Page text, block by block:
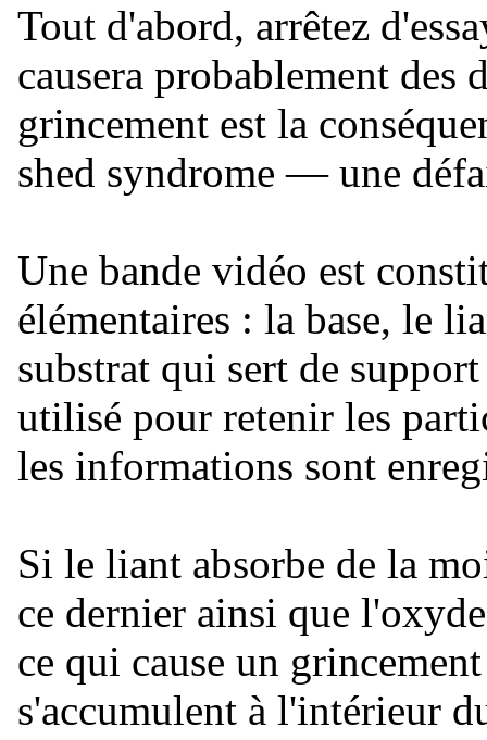
Tout d'abord, arrêtez
causera probablement des
grincement est la
shed syndrome — une
Une bande vidéo est
élémentaires : la base, le
substrat qui sert de
utilisé pour retenir les
les informations sont
Si le liant absorbe de la
ce dernier ainsi que
ce qui cause un
s'accumulent à l'intérieur